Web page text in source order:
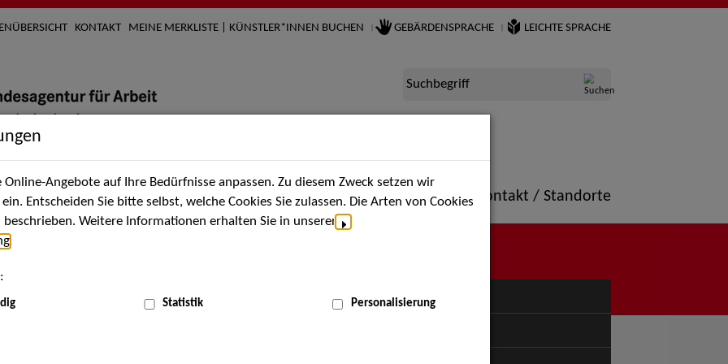
KONTAKT MEINE MERKLISTE | KÜNSTLER*INNEN BUCHEN GEBÄRDENSPRACHE LEICHTE SPRACHE
Suchbegriff
Künstler*innen Über uns Aktuelles Termine Portfolio Kontakt / Standorte
MENÜ
Angebote auf Ihre Bedürfnisse anpassen. Zu diesem Zweck setzen wir
Entscheiden Sie bitte selbst, welche Cookies Sie zulassen. Die Arten von Cookies
Weitere Informationen erhalten Sie in unserer
Statistik Personalisierung